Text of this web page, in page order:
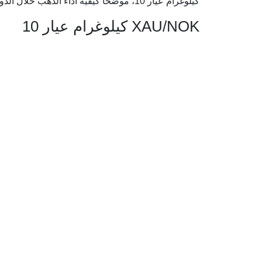
XAU/NOK كيلوغرام عيار 10